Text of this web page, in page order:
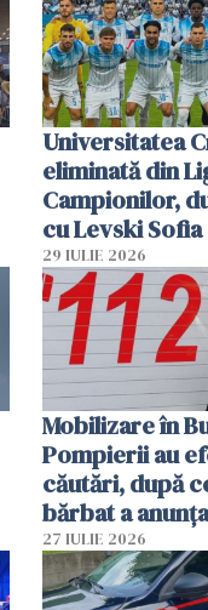
Universitatea
eliminată din
Campionilor,
cu Levski Sofia
29 IULIE 2026
Mobilizare în
Pompierii au
căutări, după
bărbat a
că a văzut un
luminos
27 IULIE 2026